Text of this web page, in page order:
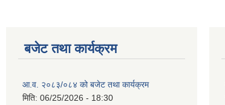
बजेट तथा कार्यक्रम
आ.व. २०८३/०८४ को बजेट तथा कार्यक्रम
मिति: 06/25/2026 - 18:30